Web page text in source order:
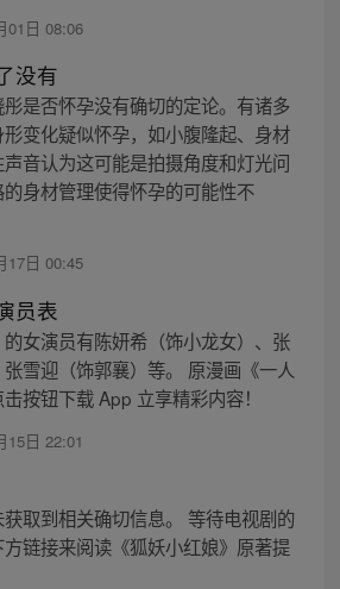
01日 08:06
没有
是否怀孕没有确切的定论。有诸多
变化疑似怀孕，如小腹隆起、身材
音认为这可能是拍摄角度和灯光问
身材管理使得怀孕的可能性不
17日 00:45
员表
女演员有陈妍希（饰小龙女）、张
雪迎（饰郭襄）等。 原漫画《一人
按钮下载 App 立享精彩内容！
15日 22:01
取到相关确切信息。 等待电视剧的
链接来阅读《狐妖小红娘》原著提